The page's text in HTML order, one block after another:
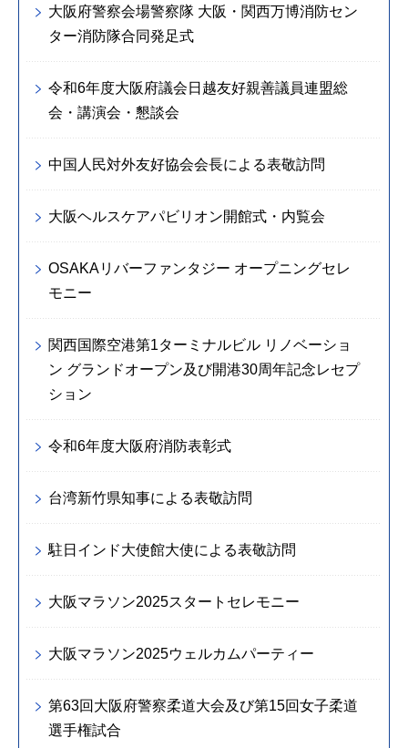
大阪府警察会場警察隊 大阪・関西万博消防セン
ター消防隊合同発足式
令和6年度大阪府議会日越友好親善議員連盟総
会・講演会・懇談会
中国人民対外友好協会会長による表敬訪問
大阪ヘルスケアパビリオン開館式・内覧会
OSAKAリバーファンタジー オープニングセレ
モニー
関西国際空港第1ターミナルビル リノベーショ
ン グランドオープン及び開港30周年記念レセプ
ション
令和6年度大阪府消防表彰式
台湾新竹県知事による表敬訪問
駐日インド大使館大使による表敬訪問
大阪マラソン2025スタートセレモニー
大阪マラソン2025ウェルカムパーティー
第63回大阪府警察柔道大会及び第15回女子柔道
選手権試合